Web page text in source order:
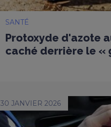
SANTÉ
Protoxyde d'azote
caché derrière le «
30 JANVIER 2026